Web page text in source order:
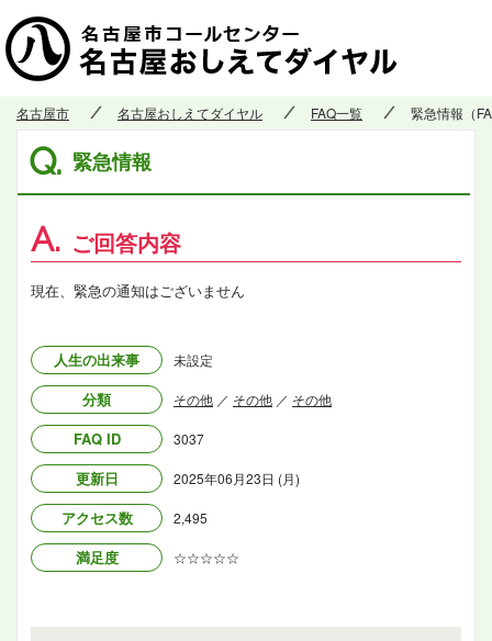
名古屋市 名古屋おしえてダイヤル FAQ一覧 緊急情報（
Q. 緊急情報
A. ご回答内容
現在、緊急の通知はございません
人生の出来事 未設定
分類 その他 ／ その他 ／ その他
FAQ ID 3037
更新日 2025年06月23日 (月)
アクセス数 2,495
満足度 ☆☆☆☆☆